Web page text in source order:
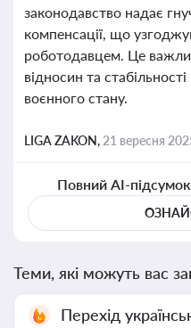
законодавство надає
компенсації, що
роботодавцем. Це
відносин та
воєнного стану.
LIGA ZAKON, 21 вересня
Повний AI-
Теми, які можуть вас
Перехід